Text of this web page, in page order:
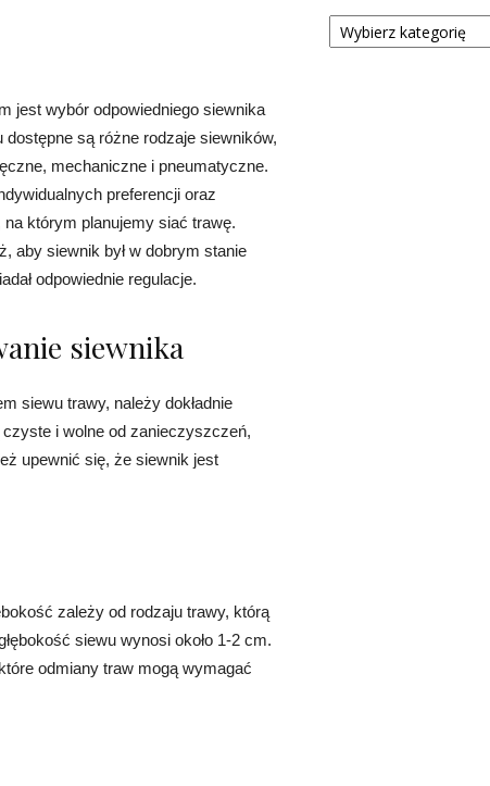
jest wybór odpowiedniego siewnika
dostępne są różne rodzaje siewników,
mechaniczne i pneumatyczne.
preferencji oraz
którym planujemy siać trawę.
aby siewnik był w dobrym stanie
odpowiednie regulacje.
siewnika
siewu trawy, należy dokładnie
i wolne od zanieczyszczeń,
upewnić się, że siewnik jest
zależy od rodzaju trawy, którą
siewu wynosi około 1-2 cm.
odmiany traw mogą wymagać
Kategorie